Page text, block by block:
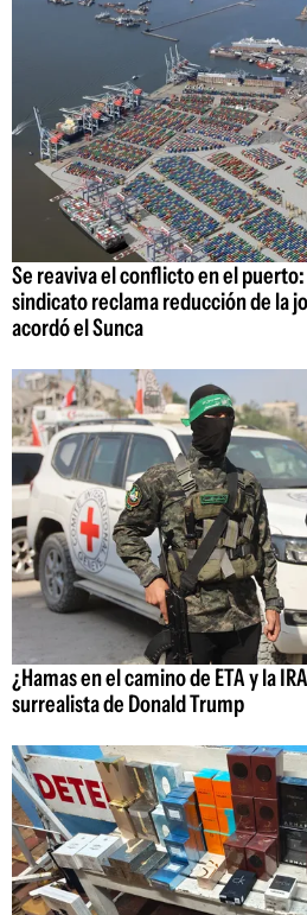
Se reaviva el conflicto en el puerto:
sindicato reclama reducción de la
acordó el Sunca
¿Hamas en el camino de ETA y la
surrealista de Donald Trump